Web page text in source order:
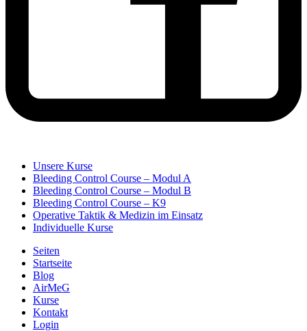
Unsere Kurse
Bleeding Control Course – Modul A
Bleeding Control Course – Modul B
Bleeding Control Course – K9
Operative Taktik & Medizin im Einsatz
Individuelle Kurse
Seiten
Startseite
Blog
AirMeG
Kurse
Kontakt
Login